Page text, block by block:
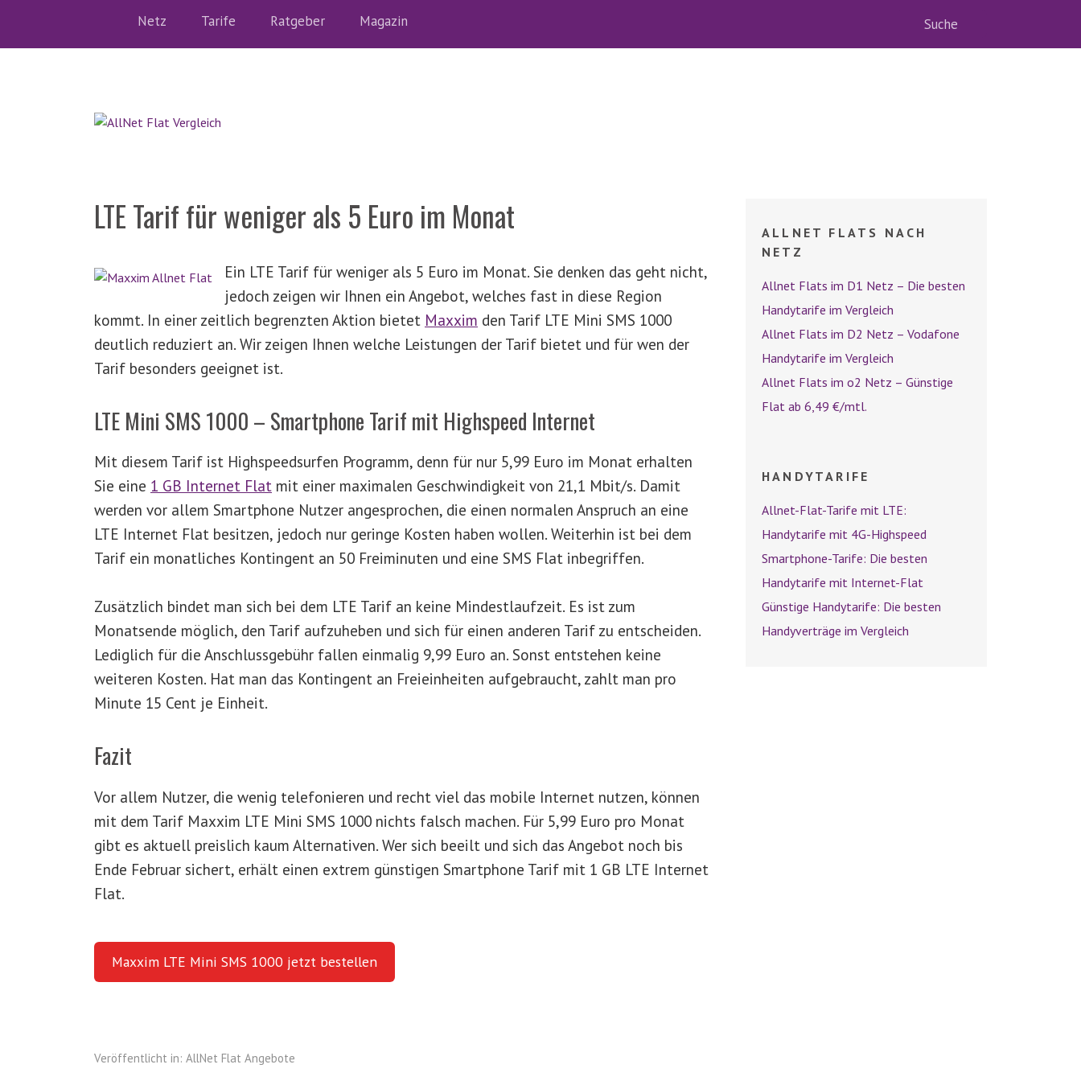
Netz Tarife Ratgeber Magazin
LTE Tarif für weniger als 5 Euro im Monat
Ein LTE Tarif für weniger als 5 Euro im Monat. Sie denken das geht nicht,
jedoch zeigen wir Ihnen ein Angebot, welches fast in diese Region
kommt. In einer zeitlich begrenzten Aktion bietet Maxxim den Tarif LTE Mini SMS 1000
deutlich reduziert an. Wir zeigen Ihnen welche Leistungen der Tarif bietet und für wen der
Tarif besonders geeignet ist.
LTE Mini SMS 1000 – Smartphone Tarif mit Highspeed Internet
Mit diesem Tarif ist Highspeedsurfen Programm, denn für nur 5,99 Euro im Monat erhalten
Sie eine 1 GB Internet Flat mit einer maximalen Geschwindigkeit von 21,1 Mbit/s. Damit
werden vor allem Smartphone Nutzer angesprochen, die einen normalen Anspruch an eine
LTE Internet Flat besitzen, jedoch nur geringe Kosten haben wollen. Weiterhin ist bei dem
Tarif ein monatliches Kontingent an 50 Freiminuten und eine SMS Flat inbegriffen.
Zusätzlich bindet man sich bei dem LTE Tarif an keine Mindestlaufzeit. Es ist zum
Monatsende möglich, den Tarif aufzuheben und sich für einen anderen Tarif zu entscheiden.
Lediglich für die Anschlussgebühr fallen einmalig 9,99 Euro an. Sonst entstehen keine
weiteren Kosten. Hat man das Kontingent an Freieinheiten aufgebraucht, zahlt man pro
Minute 15 Cent je Einheit.
Fazit
Vor allem Nutzer, die wenig telefonieren und recht viel das mobile Internet nutzen, können
mit dem Tarif Maxxim LTE Mini SMS 1000 nichts falsch machen. Für 5,99 Euro pro Monat
gibt es aktuell preislich kaum Alternativen. Wer sich beeilt und sich das Angebot noch bis
Ende Februar sichert, erhält einen extrem günstigen Smartphone Tarif mit 1 GB LTE Internet
Flat.
Maxxim LTE Mini SMS 1000 jetzt bestellen
Veröffentlicht in: AllNet Flat Angebote
ALLNET FLATS NACH
NETZ
Allnet Flats im D1 Netz – Die besten
Handytarife im Vergleich
Allnet Flats im D2 Netz – Vodafone
Handytarife im Vergleich
Allnet Flats im o2 Netz – Günstige
Flat ab 6,49 €/mtl.
HANDYTARIFE
Allnet-Flat-Tarife mit LTE:
Handytarife mit 4G-Highspeed
Smartphone-Tarife: Die besten
Handytarife mit Internet-Flat
Günstige Handytarife: Die besten
Handyverträge im Vergleich